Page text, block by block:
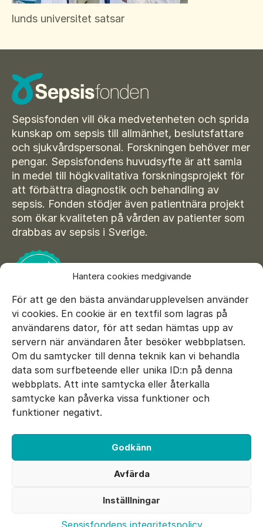
Hantera cookies medgivande
För att ge den bästa användarupplevelsen använder
vi cookies. En cookie är en textfil som lagras på
användarens dator, för att sedan hämtas upp av
servern när användaren åter besöker webbplatsen.
Om du samtycker till denna teknik kan vi behandla
data som surfbeteende eller unika ID:n på denna
webbplats. Att inte samtycka eller återkalla
samtycke kan påverka vissa funktioner och
funktioner negativt.
Godkänn
Avfärda
Inställlningar
Sepsisfondens integritetspolicy
För amputerade
Ansök om bidrag
Sepsisforum
Axel Lyons minnesstipendium
Vår Integritetspolicy
Våra partners
Vid begravning
Testamente
Beställ material
Norsk
Íslenska
Dansk
lunds universitet satsar
Sepsisfonden vill öka medvetenheten och sprida
kunskap om sepsis till allmänhet, beslutsfattare
och sjukvårdspersonal. Forskningen behöver mer
pengar. Sepsisfondens huvudsyfte är att samla
in medel till högkvalitativa forskningsprojekt för
att förbättra diagnostik och behandling av
sepsis. Fonden stödjer även patientnära projekt
som ökar kvaliteten på vården av patienter som
drabbas av sepsis i Sverige.
E-mail: info@sepsisfonden.se
DONERA
BG 900-5265
Instagram
Cookie inställningar